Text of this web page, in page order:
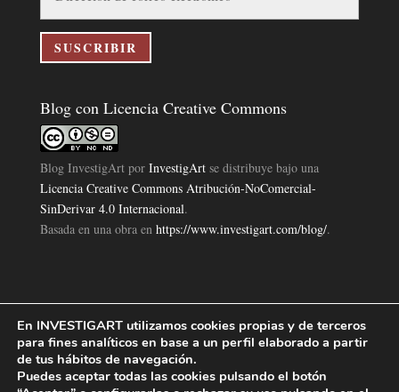
correo
electrónico
SUSCRIBIR
Blog con Licencia Creative Commons
Blog InvestigArtpor InvestigArtse distribuye bajo una
Licencia Creative Commons Atribución-NoComercial-
SinDerivar 4.0 Internacional.
Basada en una obra en https://www.investigart.com/blog/.
Política de Privacidad|Aviso Legal|Política de Cookies|
Investigart Copyright © 2019. |
En INVESTIGART utilizamos cookies propias y de terceros
para fines analíticos en base a un perfil elaborado a partir
de tus hábitos de navegación.
Puedes aceptar todas las cookies pulsando el botón